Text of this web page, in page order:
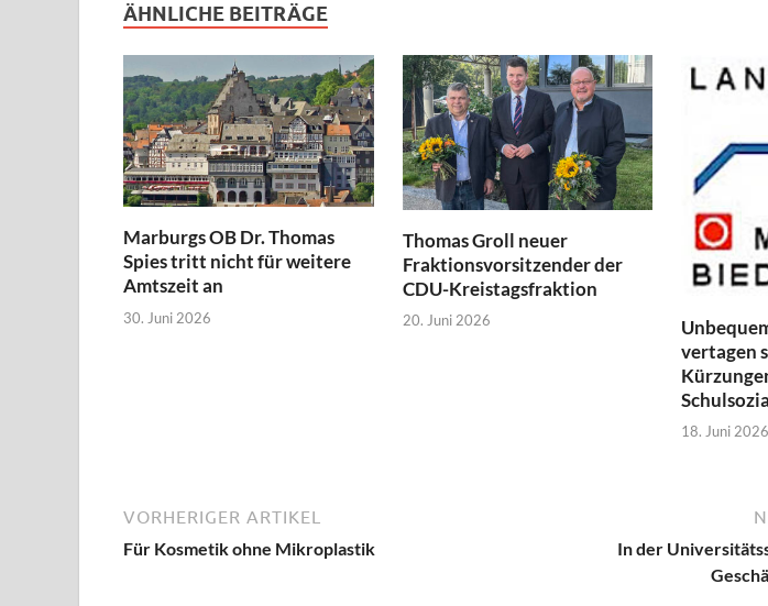
ÄHNLICHE BEITRÄGE
Marburgs OB Dr. Thomas
Spies tritt nicht für weitere
Amtszeit an
30. Juni 2026
Thomas Groll neuer
Fraktionsvorsitzender der
CDU-Kreistagsfraktion
20. Juni 2026
vertagen
18. Juni 2026
VORHERIGER ARTIKEL
Für Kosmetik ohne Mikroplastik
In der